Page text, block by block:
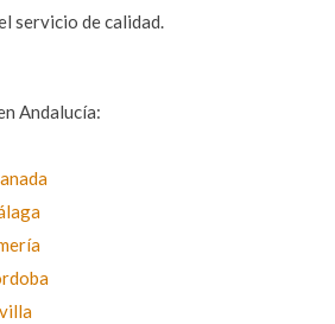
servicio de calidad.
Andalucía: